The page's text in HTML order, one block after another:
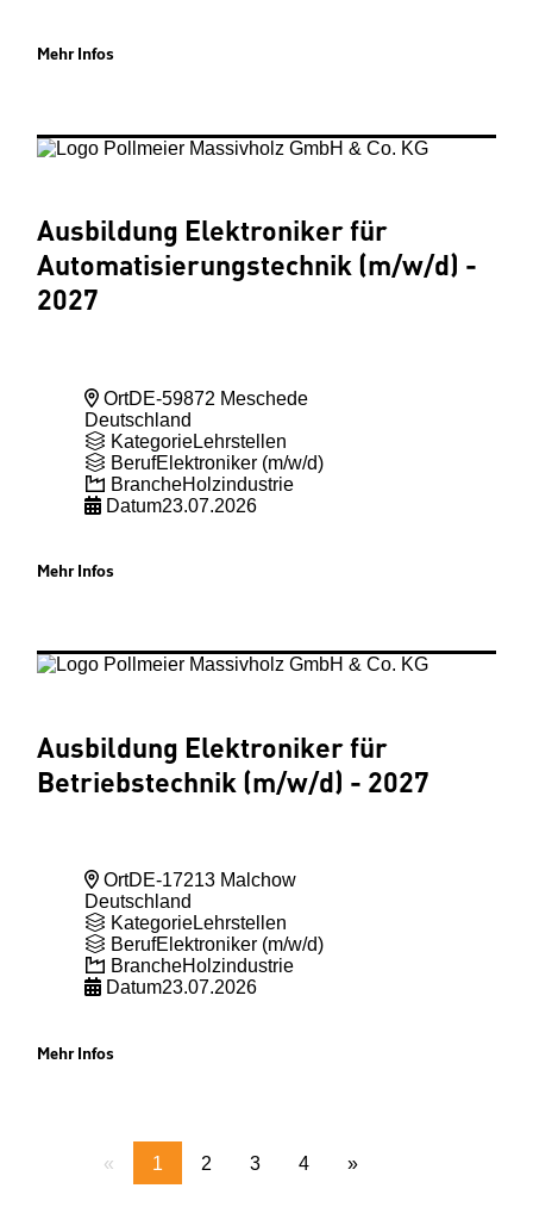
Mehr Infos
Ausbildung Elektroniker für
Automatisierungstechnik (m/w/d) -
2027
OrtDE-59872 Meschede
Deutschland
KategorieLehrstellen
BerufElektroniker (m/w/d)
BrancheHolzindustrie
Datum23.07.2026
Mehr Infos
Ausbildung Elektroniker für
Betriebstechnik (m/w/d) - 2027
OrtDE-17213 Malchow
Deutschland
KategorieLehrstellen
BerufElektroniker (m/w/d)
BrancheHolzindustrie
Datum23.07.2026
Mehr Infos
« 1 2 3 4 »